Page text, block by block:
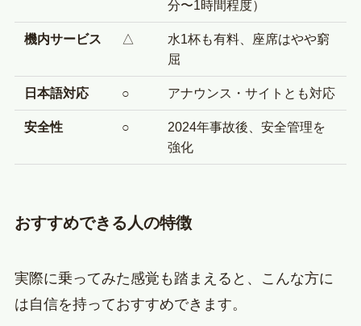
分〜1時間程度）
機内サービス △
水1杯も有料、座席はやや窮
屈
日本語対応 ○ アナウンス・サイトとも対応
安全性 ○
2024年事故後、安全管理を
強化
おすすめできる人の特徴
実際に乗ってみた感覚も踏まえると、こんな方に
は自信を持っておすすめできます。